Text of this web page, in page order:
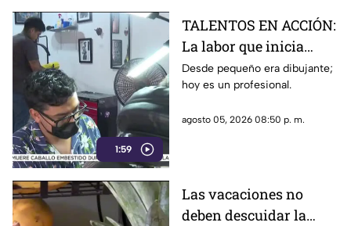
1:59
TALENTOS EN ACCIÓN:
La labor que inicia
desde la creatividad
Desde pequeño era dibujante;
hoy es un profesional.
agosto 05, 2026 08:50 p. m.
Las vacaciones no
deben descuidar la